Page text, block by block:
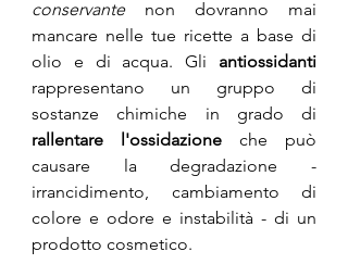
conservante non dovranno mai
mancare nelle tue ricette a base di
olio e di acqua. Gli antiossidanti
rappresentano un gruppo di
rallentare l'ossidazione che può
causare la degradazione -
irrancidimento, cambiamento di
colore e odore e instabilità - di un
prodotto cosmetico.